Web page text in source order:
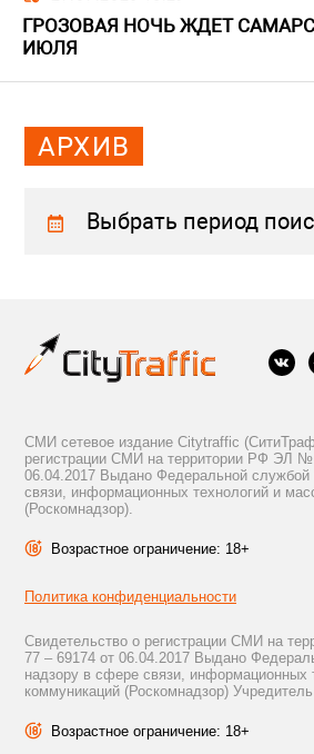
ГРОЗОВАЯ НОЧЬ ЖДЕТ
ИЮЛЯ
АРХИВ
Выбрать период
СМИ сетевое издание Citytraffic
регистрации СМИ на территории РФ ЭЛ
06.04.2017 Выдано Федеральной
связи, информационных технологий и
(Роскомнадзор).
Возрастное ограничение: 18+
Политика конфиденциальности
Свидетельство о регистрации СМИ на
77 – 69174 от 06.04.2017 Выдано
надзору в сфере связи, информационных
коммуникаций (Роскомнадзор)
Возрастное ограничение: 18+